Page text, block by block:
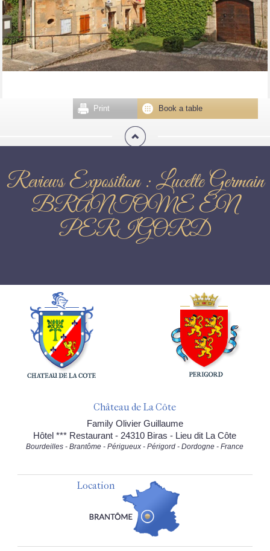
Book a table
Print
Reviews Exposition : Lucette Germain
BRANTOME EN
PERIGORD
Château de La Côte
Family Olivier Guillaume
Hôtel *** Restaurant - 24310 Biras - Lieu dit La Côte
Bourdeilles - Brantôme - Périgueux - Périgord - Dordogne - France
Location